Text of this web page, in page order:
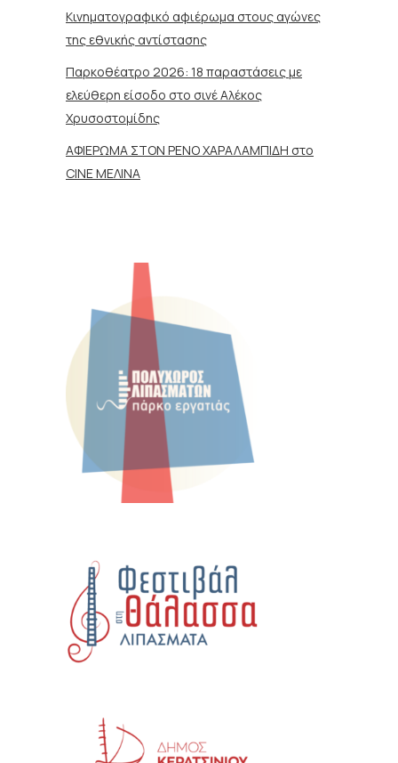
Κινηματογραφικό αφιέρωμα στους αγώνες
της εθνικής αντίστασης
Παρκοθέατρο 2026: 18 παραστάσεις με
ελεύθερη είσοδο στο σινέ Αλέκος
Χρυσοστομίδης
ΑΦΙΕΡΩΜΑ ΣΤΟΝ ΡΕΝΟ ΧΑΡΑΛΑΜΠΙΔΗ στο
CINE ΜΕΛΙΝΑ